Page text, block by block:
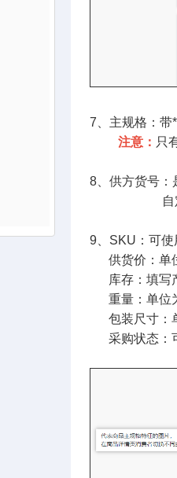
7、主规格：带
注意： 只
8、供方货号：
自定义填写
9、SKU：可
供货价：单
库存：填写
重量：单位
包装尺寸：
采购状态：